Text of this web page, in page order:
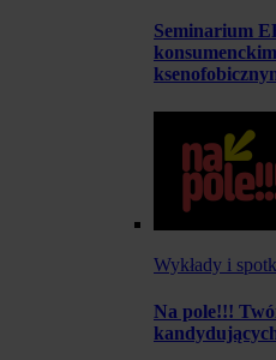
Seminarium
Wykłady i
Na pole!!!